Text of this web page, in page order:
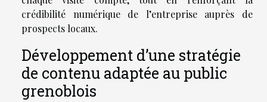
crédibilité numérique de l’entreprise auprès de
prospects locaux.
Développement d’une stratégie
de contenu adaptée au public
grenoblois